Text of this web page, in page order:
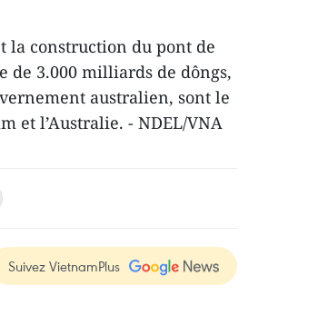
la construction du pont de
de 3.000 milliards de dôngs,
australien, sont le
et l’Australie. - NDEL/VNA
Suivez VietnamPlus